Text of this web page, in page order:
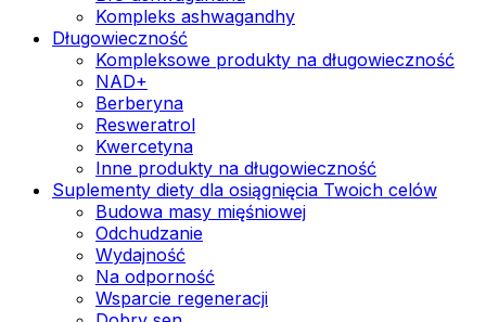
Kompleks ashwagandhy
Długowieczność
Kompleksowe produkty na długowieczność
NAD+
Berberyna
Resweratrol
Kwercetyna
Inne produkty na długowieczność
Suplementy diety dla osiągnięcia Twoich celów
Budowa masy mięśniowej
Odchudzanie
Wydajność
Na odporność
Wsparcie regeneracji